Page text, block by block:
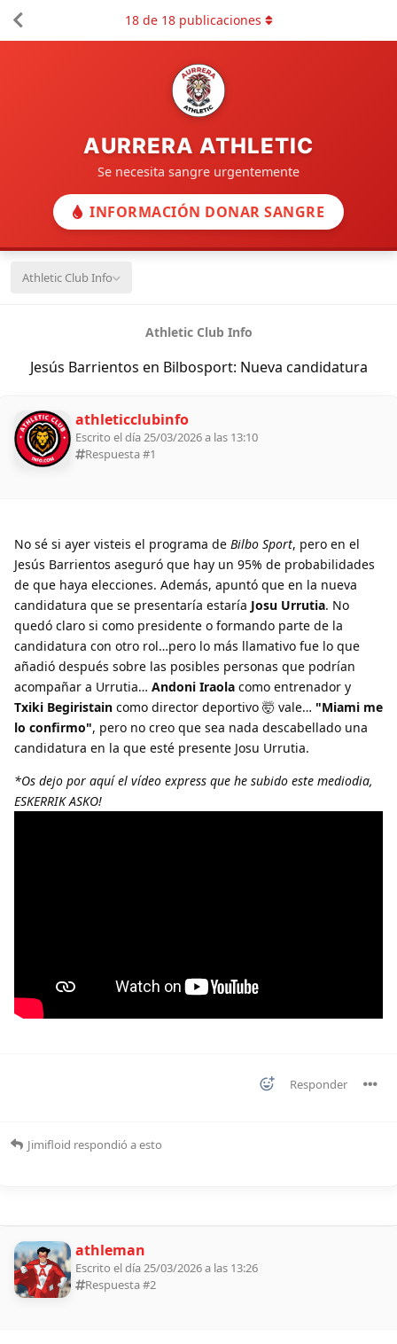
AURRERA ATHLETIC
Se necesita sangre urgentemente
INFORMACIÓN DONAR SANGRE
Athletic Club Info
Athletic Club Info
Jesús Barrientos en Bilbosport: Nueva candidatura
18de 18publicaciones
athleticclubinfo
Escrito el día 25/03/2026 a las 13:10
Respuesta #1
No sé si ayer visteis el programa de Bilbo Sport, pero en el
Jesús Barrientos aseguró que hay un 95% de probabilidades
de que haya elecciones. Además, apuntó que en la nueva
candidatura que se presentaría estaría Josu Urrutia. No
quedó claro si como presidente o formando parte de la
candidatura con otro rol…pero lo más llamativo fue lo que
añadió después sobre las posibles personas que podrían
acompañar a Urrutia… Andoni Iraola como entrenador y
Txiki Begiristain como director deportivo 🤯 vale… "Miami me
lo confirmo", pero no creo que sea nada descabellado una
candidatura en la que esté presente Josu Urrutia.
*Os dejo por aquí el vídeo express que he subido este mediodia,
ESKERRIK ASKO!
Responder
Jimifloid respondió a esto
athleman
Escrito el día 25/03/2026 a las 13:26
Respuesta #2